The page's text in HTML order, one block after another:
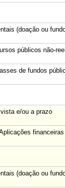
(doação ou
públicos não-
de fundos
e/ou a prazo
(doação ou